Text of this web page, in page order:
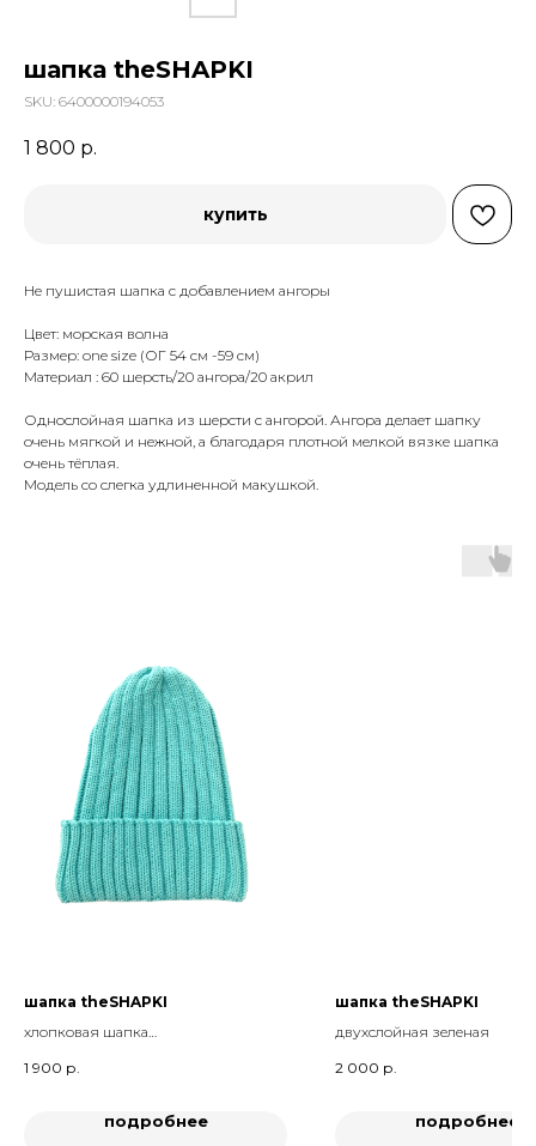
шапка theSHAPKI
SKU: 6400000194053
1 800 р.
купить
Не пушистая шапка с добавлением ангоры
Цвет: морская волна
Размер: one size (ОГ 54 см -59 см)
Материал : 60 шерсть/20 ангора/20 акрил
Однослойная шапка из шерсти с ангорой. Ангора делает шапку
очень мягкой и нежной, а благодаря плотной мелкой вязке шапка
очень тёплая.
Модель со слегка удлиненной макушкой.
шапка theSHAPKI
хлопковая шапка
1 900 р.
подробнее
шапка theSHAPKI
двухслойная зеленая
2 000 р.
подробнее